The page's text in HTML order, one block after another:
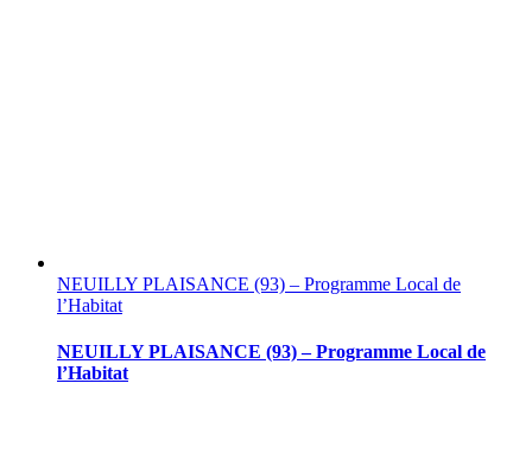
NEUILLY PLAISANCE (93) – Programme Local de
l’Habitat
NEUILLY PLAISANCE (93) – Programme Local de
l’Habitat